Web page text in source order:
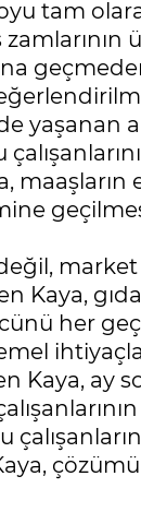
tam
yaşanan
her
Kaya, ay